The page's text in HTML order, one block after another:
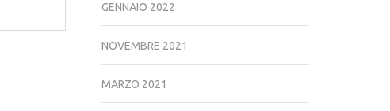
GENNAIO 2022
NOVEMBRE 2021
MARZO 2021